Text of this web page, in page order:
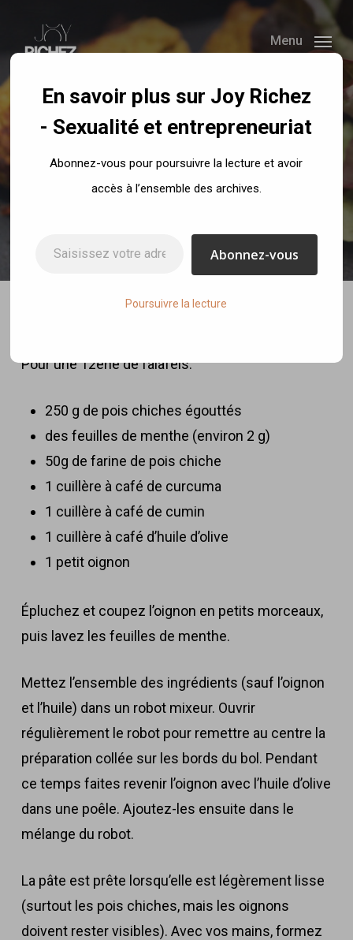
main
content
Menu
Recettes
Falafels au four
Pour une 12ène de falafels:
250 g de pois chiches égouttés
des feuilles de menthe (environ 2 g)
50g de farine de pois chiche
1 cuillère à café de curcuma
1 cuillère à café de cumin
1 cuillère à café d’huile d’olive
1 petit oignon
Épluchez et coupez l’oignon en petits morceaux,
puis lavez les feuilles de menthe.
Mettez l’ensemble des ingrédients (sauf l’oignon
et l’huile) dans un robot mixeur. Ouvrir
régulièrement le robot pour remettre au centre la
préparation collée sur les bords du bol. Pendant
ce temps faites revenir l’oignon avec l’huile d’olive
dans une poêle. Ajoutez-les ensuite dans le
mélange du robot.
La pâte est prête lorsqu’elle est légèrement lisse
(surtout les pois chiches, mais les oignons
doivent rester visibles). Avec vos mains, formez
En savoir plus sur Joy Richez
- Sexualité et entrepreneuriat
Abonnez-vous pour poursuivre la lecture et avoir
accès à l’ensemble des archives.
Abonnez-vous
Poursuivre la lecture